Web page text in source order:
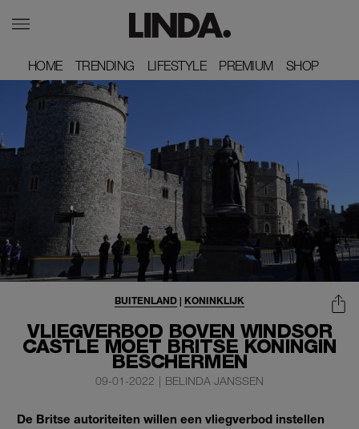
HOME
HOME TRENDING
TRENDING LIFESTYLE
LIFESTYLE PREMIUM
PREMIUM SHOP
SHOP
VLIEGVERBOD BOVEN WINDSOR
CASTLE MOET BRITSE KONINGIN
BESCHERMEN
BUITENLAND | KONINKLIJK
09-01-2022 | BELINDA JANSSEN
De Britse autoriteiten willen een vliegverbod instellen